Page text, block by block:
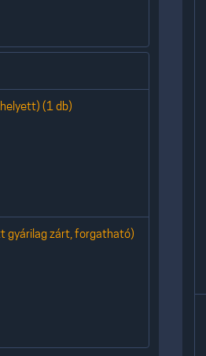
(1 db)
gyárilag zárt, forgatható)